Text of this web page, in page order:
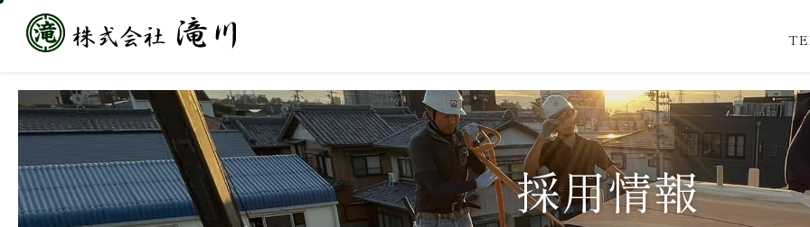
採用情報